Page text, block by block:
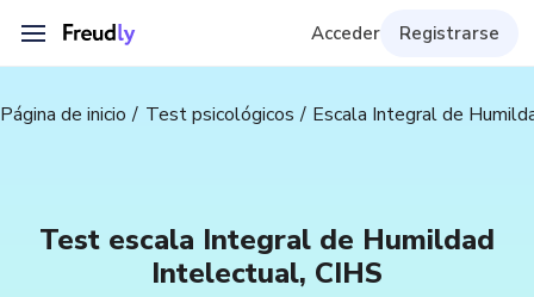
Acceder Registrarse
Página de inicio Test psicológicos Escala Integral de
Test escala Integral de Humildad
Intelectual, CIHS